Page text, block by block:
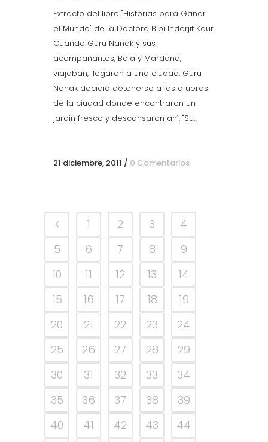
Extracto del libro "Historias para Ganar
el Mundo" de la Doctora Bibi Inderjit Kaur
Cuando Guru Nanak y sus
acompañantes, Bala y Mardana,
viajaban, llegaron a una ciudad. Guru
Nanak decidió detenerse a las afueras
de la ciudad donde encontraron un
jardín fresco y descansaron ahí. "Su...
21 diciembre, 2011 / 0 Comentarios
1 2 3
4
5
6 7 8
9
10
11 12 13
14
15
16 17 18
19
20
21 22 23
24
25
26 27 28
29
30
31 32 33
34
35
36 37 38
39
40
41 42 43
44